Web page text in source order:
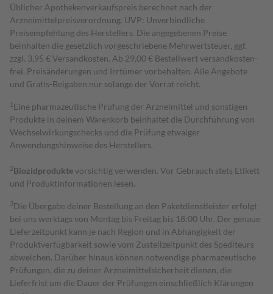
Üblicher Apothekenverkaufspreis berechnet nach der
Arzneimittelpreisverordnung. UVP: Unverbindliche
Preisempfehlung des Herstellers. Die angegebenen Preise
beinhalten die gesetzlich vorgeschriebene Mehrwertsteuer, ggf.
zzgl. 3,95 € Versandkosten. Ab 29,00 € Bestell­wert versand­kosten­
frei. Preisänderungen und Irrtümer vorbehalten. Alle Angebote
und Gratis-Beigaben nur solange der Vorrat reicht.
1 Eine pharmazeutische Prüfung der Arzneimittel und sonstigen
Produkte in deinem Warenkorb beinhaltet die Durchführung von
Wechselwirkungschecks und die Prüfung etwaiger
Anwendungshinweise des Herstellers.
2Biozidproduktevorsichtig verwenden. Vor Gebrauch stets Etikett
und Produktinformationen lesen.
3Die Übergabe deiner Bestellung an den Paketdienstleister erfolgt
bei uns werktags von Montag bis Freitag bis 18:00 Uhr. Der genaue
Lieferzeitpunkt kann je nach Region und in Abhängigkeit der
Produktverfügbarkeit sowie vom Zustellzeitpunkt des Spediteurs
abweichen. Darüber hinaus können notwendige pharmazeutische
Prüfungen, die zu deiner Arzneimittelsicherheit dienen, die
Lieferfrist um die Dauer der Prüfungen einschließlich Klärungen